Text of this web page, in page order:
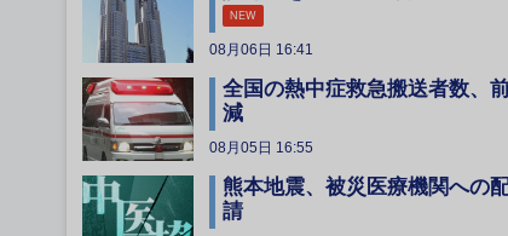
NEW
08月06日 16:41
全国の熱中症救急搬送者数、
減
08月05日 16:55
熊本地震、被災医療機関への
請